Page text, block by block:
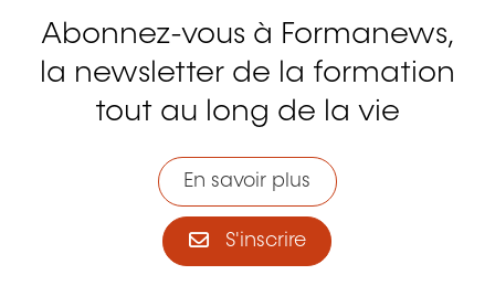
Abonnez-vous à Formanews,
la newsletter de la formation
tout au long de la vie
En savoir plus
S'inscrire